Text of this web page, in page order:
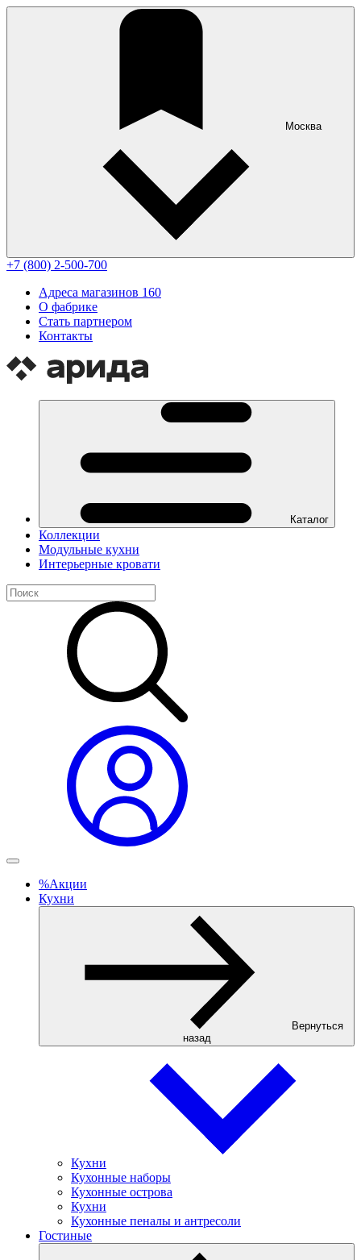
Москва
+7 (800) 2-500-700
Адреса магазинов 160
О фабрике
Стать партнером
Контакты
Каталог
Коллекции
Модульные кухни
Интерьерные кровати
%Акции
Кухни
Вернуться
назад
Кухни
Кухонные наборы
Кухонные острова
Кухни
Кухонные пеналы и антресоли
Гостиные